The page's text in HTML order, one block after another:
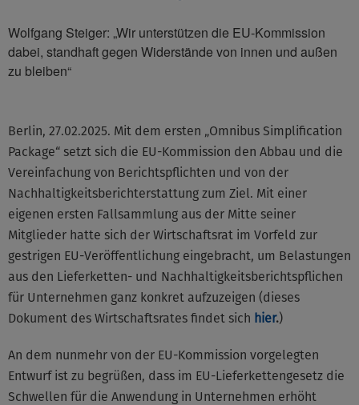
Wolfgang Steiger: „Wir unterstützen die EU-Kommission
dabei, standhaft gegen Widerstände von innen und außen
zu bleiben“
Berlin, 27.02.2025. Mit dem ersten „Omnibus Simplification
Package“ setzt sich die EU-Kommission den Abbau und die
Vereinfachung von Berichtspflichten und von der
Nachhaltigkeitsberichterstattung zum Ziel. Mit einer
eigenen ersten Fallsammlung aus der Mitte seiner
Mitglieder hatte sich der Wirtschaftsrat im Vorfeld zur
gestrigen EU-Veröffentlichung eingebracht, um Belastungen
aus den Lieferketten- und Nachhaltigkeitsberichtspflichen
für Unternehmen ganz konkret aufzuzeigen (dieses
Dokument des Wirtschaftsrates findet sich hier.)
An dem nunmehr von der EU-Kommission vorgelegten
Entwurf ist zu begrüßen, dass im EU-Lieferkettengesetz die
Schwellen für die Anwendung in Unternehmen erhöht